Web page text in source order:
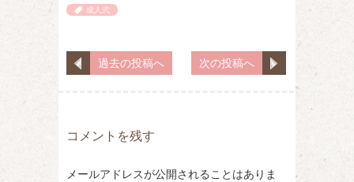
成人式
過去の投稿へ 次の投稿へ
コメントを残す
メールアドレスが公開されることはありま